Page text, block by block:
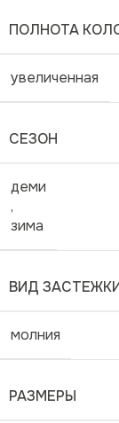
ПОЛНОТА
увеличенная
СЕЗОН
деми
,
зима
ВИД
молния
РАЗМЕРЫ